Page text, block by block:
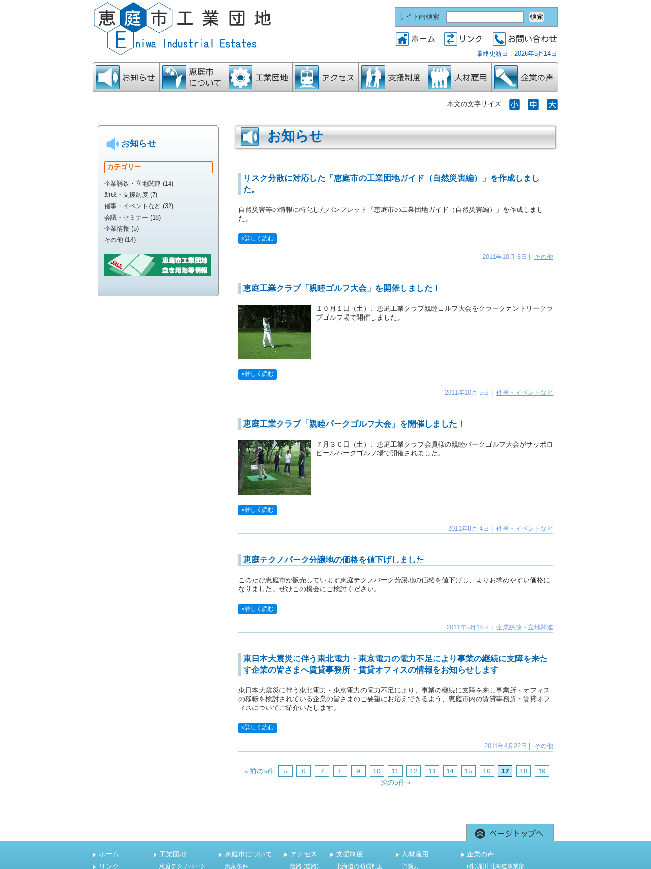
サイト内検索
最終更新日：2026年5月14日
お知らせ 恵庭市について 工業団地 アクセス 支援制度 人材雇用 企業の声
本文の文字サイズ
お知らせ
リスク分散に対応した「恵庭市の工業団地ガイド（自然災害編）」を作成しまし
た。
自然災害等の情報に特化したパンフレット「恵庭市の工業団地ガイド（自然災害編）」を作成しまし
た。
»詳しく読む
2011年10月 6日 | その他
恵庭工業クラブ「親睦ゴルフ大会」を開催しました！
１０月１日（土）、恵庭工業クラブ親睦ゴルフ大会をクラークカントリークラ
ブゴルフ場で開催しました。
»詳しく読む
2011年10月 5日 | 催事・イベントなど
恵庭工業クラブ「親睦パークゴルフ大会」を開催しました！
７月３０日（土）、恵庭工業クラブ会員様の親睦パークゴルフ大会がサッポロ
ビールパークゴルフ場で開催されました。
»詳しく読む
2011年8月 4日 | 催事・イベントなど
恵庭テクノパーク分譲地の価格を値下げしました
このたび恵庭市が販売しています恵庭テクノパーク分譲地の価格を値下げし、よりお求めやすい価格に
なりました。ぜひこの機会にご検討ください。
»詳しく読む
2011年5月18日 | 企業誘致・立地関連
東日本大震災に伴う東北電力・東京電力の電力不足により事業の継続に支障を来た
す企業の皆さまへ賃貸事務所・賃貸オフィスの情報をお知らせします
東日本大震災に伴う東北電力・東京電力の電力不足により、事業の継続に支障を来し事業所・オフィス
の移転を検討されている企業の皆さまのご要望にお応えできるよう、恵庭市内の賃貸事務所・賃貸オフ
ィスについてご紹介いたします。
»詳しく読む
2011年4月22日 | その他
« 前の5件 5 6 7 8 9 10 11 12 13 14 15 16 17 18
19
次の5件 »
お知らせ
カテゴリー
企業誘致・立地関連 (14)
助成・支援制度 (7)
催事・イベントなど (32)
会議・セミナー (18)
企業情報 (5)
その他 (14)
ホーム
リンク
工業団地
恵庭テクノパーク
恵庭市について
気象条件
アクセス
陸路 (道路)
支援制度
北海道の助成制度
人材雇用
労働力
企業の声
(株)堀川 北海道事業部